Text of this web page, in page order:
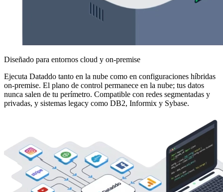
Diseñado para entornos cloud y on-premise
Ejecuta Dataddo tanto en la nube como en configuraciones híbridas
on-premise. El plano de control permanece en la nube; tus datos
nunca salen de tu perímetro. Compatible con redes segmentadas y
privadas, y sistemas legacy como DB2, Informix y Sybase.